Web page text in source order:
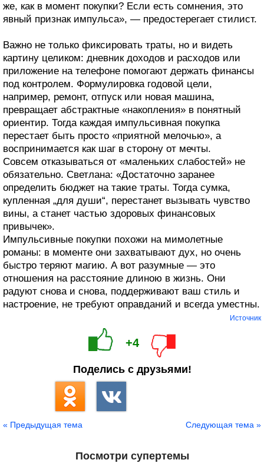
же, как в момент покупки? Если есть сомнения, это
явный признак импульса», — предостерегает стилист.
Важно не только фиксировать траты, но и видеть
картину целиком: дневник доходов и расходов или
приложение на телефоне помогают держать финансы
под контролем. Формулировка годовой цели,
например, ремонт, отпуск или новая машина,
превращает абстрактные «накопления» в понятный
ориентир. Тогда каждая импульсивная покупка
перестает быть просто «приятной мелочью», а
воспринимается как шаг в сторону от мечты.
Совсем отказываться от «маленьких слабостей» не
обязательно. Светлана: «Достаточно заранее
определить бюджет на такие траты. Тогда сумка,
купленная „для души“, перестанет вызывать чувство
вины, а станет частью здоровых финансовых
привычек».
Импульсивные покупки похожи на мимолетные
романы: в моменте они захватывают дух, но очень
быстро теряют магию. А вот разумные — это
отношения на расстояние длиною в жизнь. Они
радуют снова и снова, поддерживают ваш стиль и
настроение, не требуют оправданий и всегда уместны.
Источник
+4
Поделись с друзьями!
« Предыдущая тема Следующая тема »
Посмотри супертемы